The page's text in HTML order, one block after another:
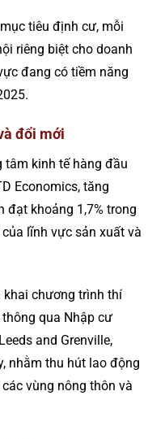
tiêu định cư, mỗi
riêng biệt cho doanh
đang có tiềm năng
đổi mới
tâm kinh tế hàng đầu
Economics, tăng
đạt khoảng 1,7% trong
lĩnh vực sản xuất và
khai chương trình thí
qua Nhập cư
and Grenville,
nhằm thu hút lao động
vùng nông thôn và